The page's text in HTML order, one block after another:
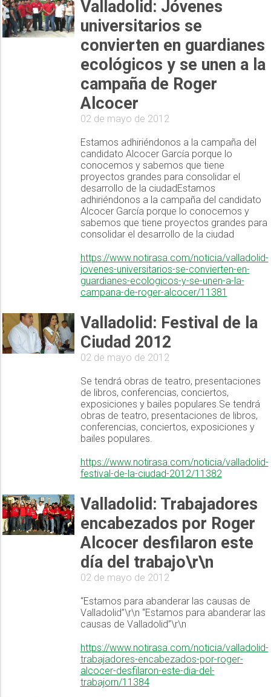
Valladolid: Jóvenes
universitarios se
convierten en guardianes
ecológicos y se unen a la
campaña de Roger
Alcocer
02 de mayo de 2012
Estamos adhiriéndonos a la campaña del
candidato Alcocer García porque lo
conocemos y sabemos que tiene
proyectos grandes para consolidar el
desarrollo de la ciudadEstamos
adhiriéndonos a la campaña del candidato
Alcocer García porque lo conocemos y
sabemos que tiene proyectos grandes para
consolidar el desarrollo de la ciudad
https://www.notirasa.com/noticia/valladolid-
jovenes-universitarios-se-convierten-en-
guardianes-ecologicos-y-se-unen-a-la-
campana-de-roger-alcocer/11381
Valladolid: Festival de la
Ciudad 2012
02 de mayo de 2012
Se tendrá obras de teatro, presentaciones
de libros, conferencias, conciertos,
exposiciones y bailes populares.Se tendrá
obras de teatro, presentaciones de libros,
conferencias, conciertos, exposiciones y
bailes populares.
https://www.notirasa.com/noticia/valladolid-
festival-de-la-ciudad-2012/11382
Valladolid: Trabajadores
encabezados por Roger
Alcocer desfilaron este
día del trabajo\r\n
02 de mayo de 2012
“Estamos para abanderar las causas de
Valladolid”\r\n “Estamos para abanderar las
causas de Valladolid”\r\n
https://www.notirasa.com/noticia/valladolid-
trabajadores-encabezados-por-roger-
alcocer-desfilaron-este-dia-del-
trabajorn/11384